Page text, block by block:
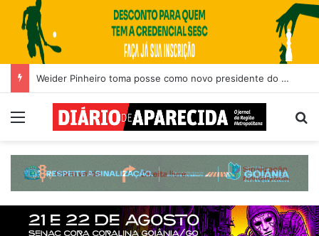
Weider Pinheiro toma posse como novo presidente do Rotary Club de Aparecida de Goiânia
Menu